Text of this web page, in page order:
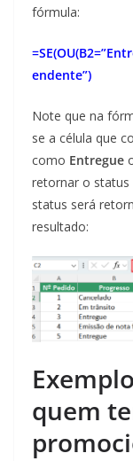
fórmula:
endente”)
Note que na
se a célula que
como Entregue
retornar o status
status será
resultado:
quem